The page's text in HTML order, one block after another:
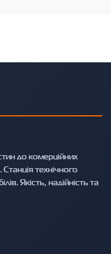
до комерційних
Станція технічного
Якість, надійність та